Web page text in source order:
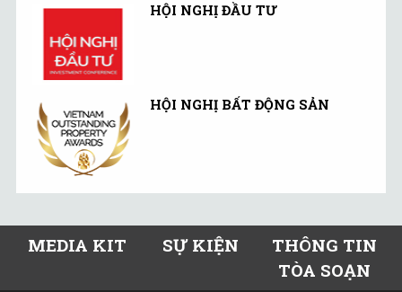
HỘI NGHỊ ĐẦU TƯ
HỘI NGHỊ BẤT ĐỘNG SẢN
MEDIA KIT SỰ KIỆN
THÔNG TIN
TÒA SOẠN